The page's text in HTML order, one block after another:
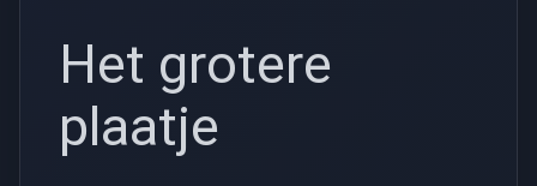
Het grotere
plaatje